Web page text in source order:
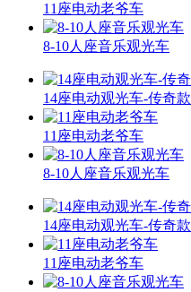
11座电动老爷车
8-10人座音乐观光车
14座电动观光车-传奇款
11座电动老爷车
8-10人座音乐观光车
14座电动观光车-传奇款
11座电动老爷车